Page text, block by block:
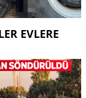
EVLERE